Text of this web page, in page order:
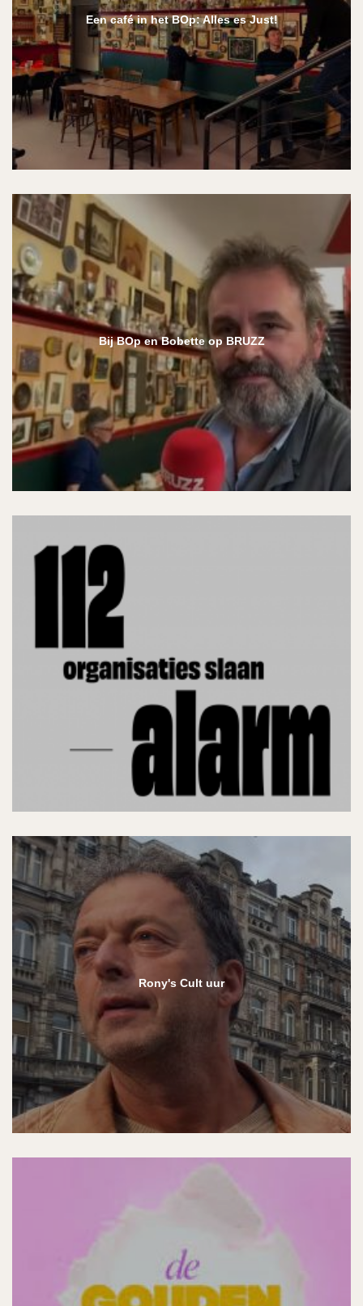
Een café in het BOp: Alles es Just!
Bij BOp en Bobette op BRUZZ
Rony's Cult uur